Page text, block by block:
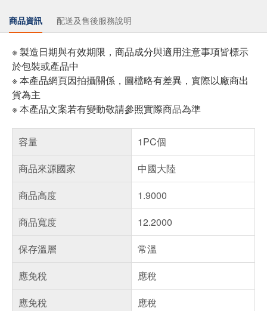
商品資訊 配送及售後服務說明
※ 製造日期與有效期限，商品成分與適用注意事項皆標示
於包裝或產品中
※ 本產品網頁因拍攝關係，圖檔略有差異，實際以廠商出
貨為主
※ 本產品文案若有變動敬請參照實際商品為準
容量
1PC個
商品來源國家
中國大陸
商品高度
1.9000
商品寬度
12.2000
保存溫層
常溫
應免稅
應稅
應免稅
應稅